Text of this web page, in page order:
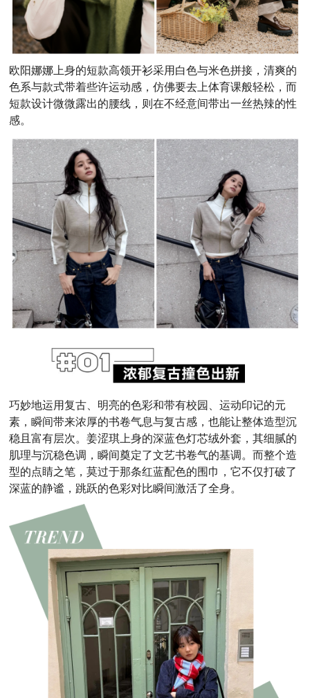
欧阳娜娜上身的短款高领开衫采用白色与米色拼接，清爽的
色系与款式带着些许运动感，仿佛要去上体育课般轻松，而
短款设计微微露出的腰线，则在不经意间带出一丝热辣的性
感。
巧妙地运用复古、明亮的色彩和带有校园、运动印记的元
素，瞬间带来浓厚的书卷气息与复古感，也能让整体造型沉
稳且富有层次。姜涩琪上身的深蓝色灯芯绒外套，其细腻的
肌理与沉稳色调，瞬间奠定了文艺书卷气的基调。而整个造
型的点睛之笔，莫过于那条红蓝配色的围巾，它不仅打破了
深蓝的静谧，跳跃的色彩对比瞬间激活了全身。